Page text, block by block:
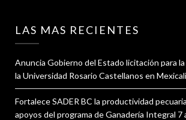
LAS MAS RECIENTES
Anuncia Gobierno del Estado licitación para
la Universidad Rosario Castellanos en Mexicali
Fortalece SADER BC la productividad
apoyos del programa de Ganadería Integral 7